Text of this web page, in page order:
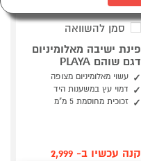
סמן להשוואה
פינת ישיבה מאלומיניום
דגם שוהם PLAYA
עשוי מאלומיניום מצופה
דמוי עץ במשענות היד
זכוכית מחוסמת 5 מ"מ
קנה עכשיו ב- 2,999